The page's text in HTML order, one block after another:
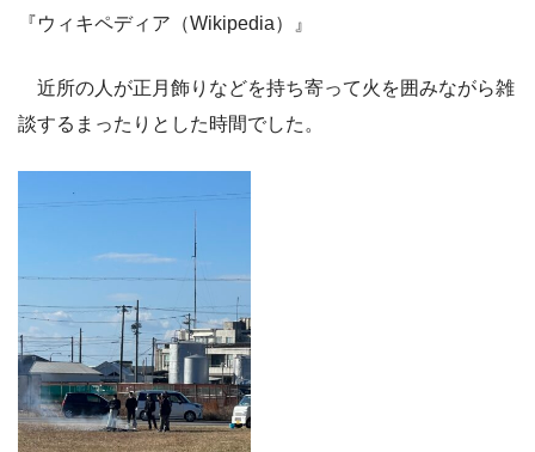
『ウィキペディア（Wikipedia）』
近所の人が正月飾りなどを持ち寄って火を囲みながら雑
談するまったりとした時間でした。